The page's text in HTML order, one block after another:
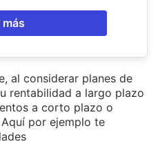
más
al considerar planes de
rentabilidad a largo plazo
a corto plazo o
por ejemplo te